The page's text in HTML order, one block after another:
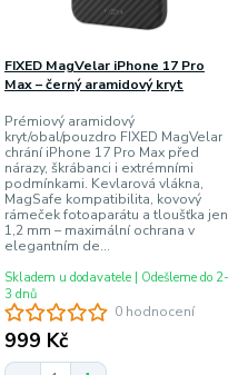
0 hodnocení
FIXED MagVelar iPhone 17 Pro
Max – černý aramidový kryt
Prémiový aramidový
kryt/obal/pouzdro FIXED MagVelar
chrání iPhone 17 Pro Max před
nárazy, škrábanci i extrémními
podmínkami. Kevlarová vlákna,
MagSafe kompatibilita, kovový
rámeček fotoaparátu a tloušťka jen
1,2 mm – maximální ochrana v
elegantním de...
999 Kč
Skladem u dodavatele | Odešleme do 2-
3 dnů